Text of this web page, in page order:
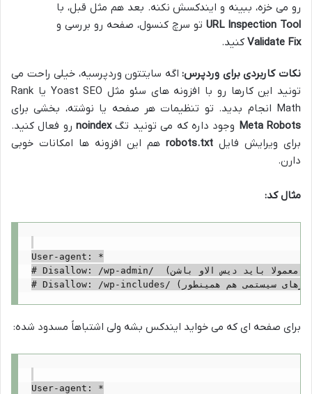
رو می خزه، ببینه و ایندکسش نکنه. بعد هم مثل قبل، با
URL Inspection Tool تو سرچ کنسول، صفحه رو بررسی و
Validate Fix کنید.
نکات کاربردی برای وردپرس:اگه سایتتون وردپرسیه، خیلی راحت می
تونید این کارها رو با افزونه های سئو مثل Yoast SEO یا Rank
Math انجام بدید. تو تنظیمات هر صفحه یا نوشته، بخشی برای
Meta Robots وجود داره که می تونید تگnoindexرو فعال کنید.
برای ویرایش فایل robots.txt هم این افزونه ها امکانات خوبی
دارن.
مثال کد:
User-agent: *
# Disallow: /wp-admin/  (این مسیرهای سیستمی معمولا باید دیس الاو باشن)
برای صفحه ای که می خواید ایندکس بشه ولی اشتباهاً مسدود شده:
User-agent: *